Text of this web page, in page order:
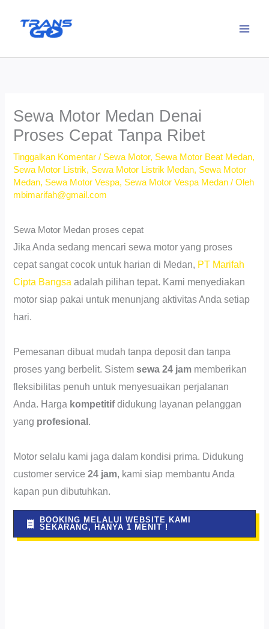
Sewa Motor Medan Denai
Proses Cepat Tanpa Ribet
Tinggalkan Komentar / Sewa Motor, Sewa Motor Beat Medan,
Sewa Motor Listrik, Sewa Motor Listrik Medan, Sewa Motor
Medan, Sewa Motor Vespa, Sewa Motor Vespa Medan / Oleh
mbimarifah@gmail.com
Sewa Motor Medan proses cepat
Jika Anda sedang mencari sewa motor yang proses
cepat sangat cocok untuk harian di Medan, PT Marifah
Cipta Bangsa adalah pilihan tepat. Kami menyediakan
motor siap pakai untuk menunjang aktivitas Anda setiap
hari.
Pemesanan dibuat mudah tanpa deposit dan tanpa
proses yang berbelit. Sistemsewa 24 jam memberikan
fleksibilitas penuh untuk menyesuaikan perjalanan
Anda. Harga kompetitifdidukung layanan pelanggan
yang profesional .
Motor selalu kami jaga dalam kondisi prima. Didukung
customer service24 jam, kami siap membantu Anda
kapan pun dibutuhkan.
BOOKING MELALUI WEBSITE KAMI
SEKARANG, HANYA 1 MENIT !